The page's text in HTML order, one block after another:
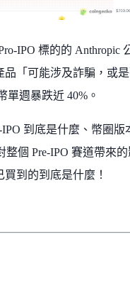
IPO 標的的 Anthropic
「可能涉及詐騙，或
週暴跌近 40%。
到底是什麼、幣圈版
個 Pre-IPO 賽道帶來
到的到底是什麼！